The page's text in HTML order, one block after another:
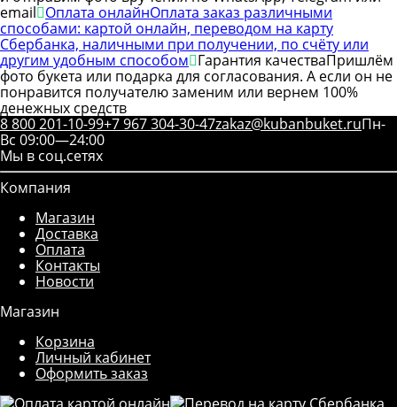
email Оплата онлайнОплата заказ различными
способами: картой онлайн, переводом на карту
Сбербанка, наличными при получении, по счёту или
другим удобным способом Гарантия качестваПришлём
фото букета или подарка для согласования. А если он не
понравится получателю заменим или вернем 100%
денежных средств
8 800 201-10-99+7 967 304-30-47zakaz@kubanbuket.ruПн-
Вс 09:00—24:00
Мы в соц.сетях
Компания
Магазин
Доставка
Оплата
Контакты
Новости
Магазин
Корзина
Личный кабинет
Оформить заказ